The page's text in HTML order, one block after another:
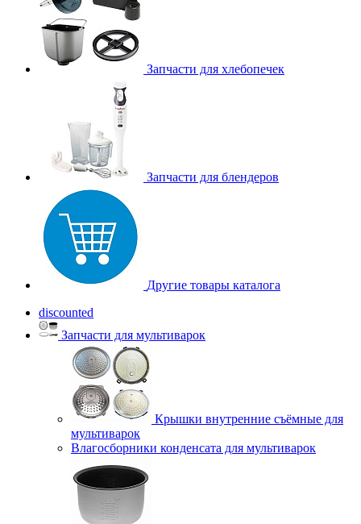
Запчасти для хлебопечек
Запчасти для блендеров
Другие товары каталога
discounted
Запчасти для мультиварок
Крышки внутренние съёмные для
мультиварок
Влагосборники конденсата для мультиварок